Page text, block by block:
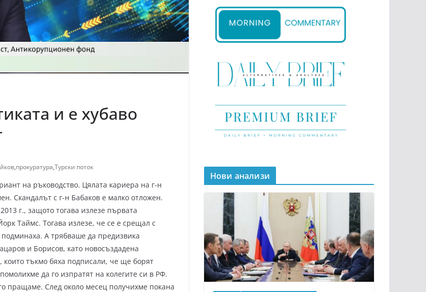
и е хубаво
,прокуратура,Турски поток
на ръководство. Цялата кариера на г-н
Скандалът с г-н Бабаков е малко отложен.
г., защото тогава излезе първата
Таймс. Тогава излезе, че се е срещал с
А трябваше да предизвика
и Борисов, като новосъздадена
тъкмо бяха подписали, че ще борят
да го изпратят на колегите си в РФ.
пращаме. След около месец получихме покана
Нови анализи